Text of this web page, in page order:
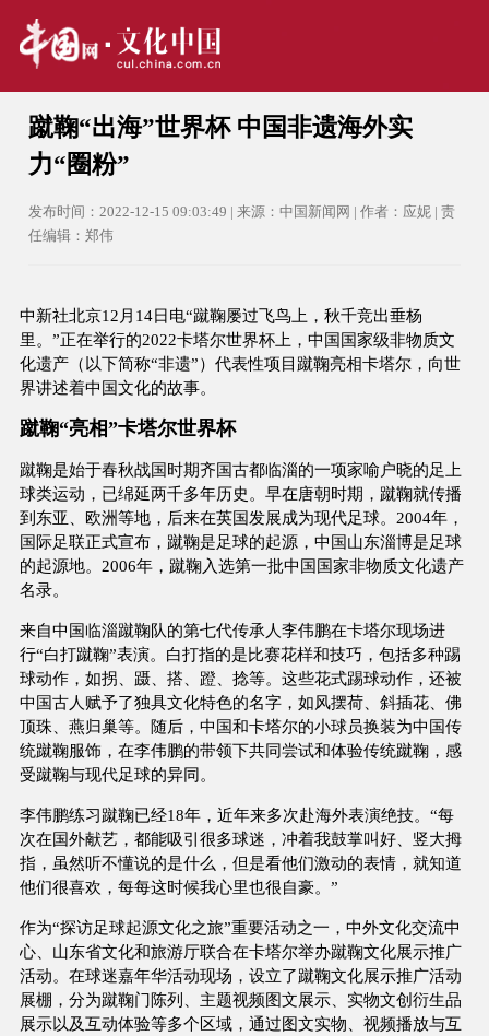
蹴鞠“出海”世界杯 中国非遗海外实
力“圈粉”
发布时间：2022-12-15 09:03:49 | 来源：中国新闻网 | 作者：应妮 | 责
任编辑：郑伟
中新社北京12月14日电“蹴鞠屡过飞鸟上，秋千竞出垂杨
里。”正在举行的2022卡塔尔世界杯上，中国国家级非物质文
化遗产（以下简称“非遗”）代表性项目蹴鞠亮相卡塔尔，向世
界讲述着中国文化的故事。
蹴鞠“亮相”卡塔尔世界杯
蹴鞠是始于春秋战国时期齐国古都临淄的一项家喻户晓的足上
球类运动，已绵延两千多年历史。早在唐朝时期，蹴鞠就传播
到东亚、欧洲等地，后来在英国发展成为现代足球。2004年，
国际足联正式宣布，蹴鞠是足球的起源，中国山东淄博是足球
的起源地。2006年，蹴鞠入选第一批中国国家非物质文化遗产
名录。
来自中国临淄蹴鞠队的第七代传承人李伟鹏在卡塔尔现场进
行“白打蹴鞠”表演。白打指的是比赛花样和技巧，包括多种踢
球动作，如拐、蹑、搭、蹬、捻等。这些花式踢球动作，还被
中国古人赋予了独具文化特色的名字，如风摆荷、斜插花、佛
顶珠、燕归巢等。随后，中国和卡塔尔的小球员换装为中国传
统蹴鞠服饰，在李伟鹏的带领下共同尝试和体验传统蹴鞠，感
受蹴鞠与现代足球的异同。
李伟鹏练习蹴鞠已经18年，近年来多次赴海外表演绝技。“每
次在国外献艺，都能吸引很多球迷，冲着我鼓掌叫好、竖大拇
指，虽然听不懂说的是什么，但是看他们激动的表情，就知道
他们很喜欢，每每这时候我心里也很自豪。”
作为“探访足球起源文化之旅”重要活动之一，中外文化交流中
心、山东省文化和旅游厅联合在卡塔尔举办蹴鞠文化展示推广
活动。在球迷嘉年华活动现场，设立了蹴鞠文化展示推广活动
展棚，分为蹴鞠门陈列、主题视频图文展示、实物文创衍生品
展示以及互动体验等多个区域，通过图文实物、视频播放与互